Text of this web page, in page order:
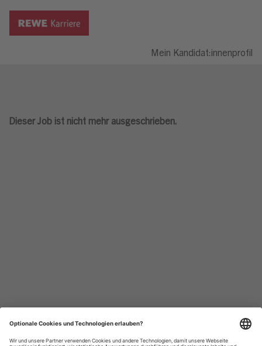
Mein Kandidat:innenprofil
Dieser Job ist nicht mehr ausgeschrieben.
Datenschutzhinweise